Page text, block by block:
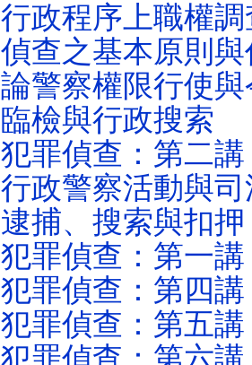
行政程序上職權
偵查之基本原則
論警察權限行使
臨檢與行政搜索
犯罪偵查：第二
行政警察活動與
逮捕、搜索與扣押
犯罪偵查：第一
犯罪偵查：第四講
犯罪偵查：第五
犯罪偵查：第六